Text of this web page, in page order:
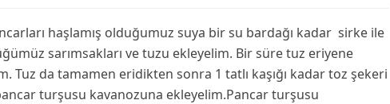
haşlamış olduğumuz suya bir su bardağı kadar sirke ile
sarımsakları ve tuzu ekleyelim. Bir süre tuz eriyene
Tuz da tamamen eridikten sonra 1 tatlı kaşığı kadar toz şekeri
pancar turşusu kavanozuna ekleyelim.Pancar turşusu